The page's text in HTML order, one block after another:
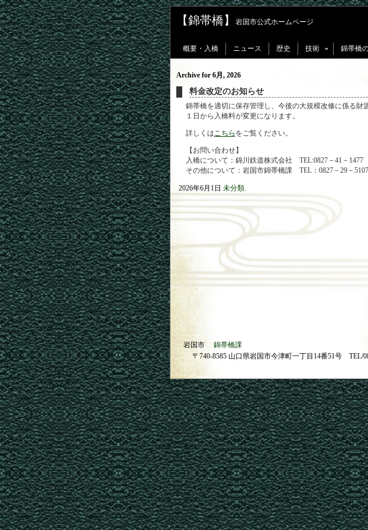
【錦帯橋】 岩国市公式ホームページ
概要・入橋 ニュース 歴史 技術 » 錦帯橋
Archive for 6月, 2026
料金改定のお知らせ
錦帯橋を適切に保存管理し、今後の大規模改修に係る財
１日から入橋料が変更になります。
詳しくはこちら をご覧ください。
【お問い合わせ】
入橋について：錦川鉄道株式会社 TEL:0827－41－1477
その他について：岩国市錦帯橋課 TEL：0827－29－5107
2026年6月1日 未分類.
岩国市 錦帯橋課
〒740-8585 山口県岩国市今津町一丁目14番51号